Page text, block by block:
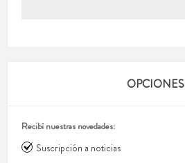
OPCIONES
Recibí nuestras novedades:
Suscripción a noticias